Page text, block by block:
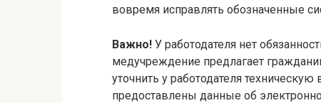
вовремя исправлять обозначенные
Важно! У работодателя нет
медучреждение предлагает
уточнить у работодателя
предоставлены данные об